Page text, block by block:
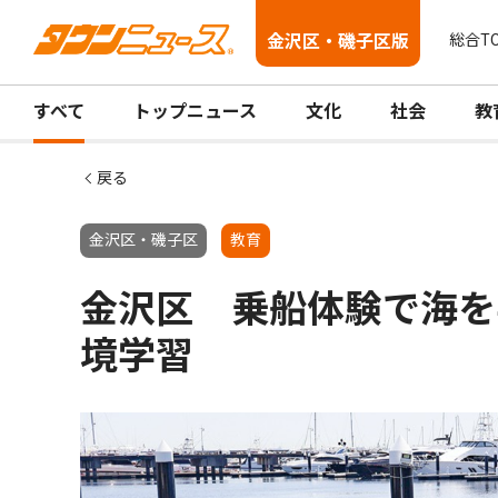
金沢区・磯子区版 総合
すべて トップニュース 文化 社会 教
戻る
金沢区・磯子区 教育
金沢区 乗船体験で海
境学習